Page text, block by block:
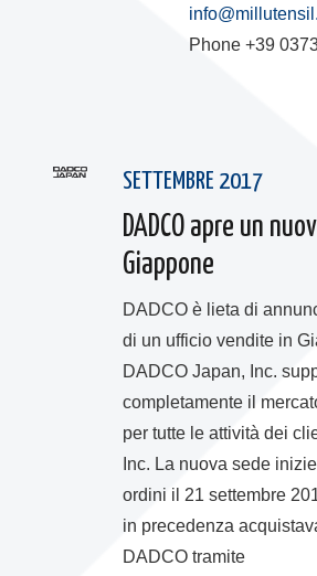
Phone +39
SETTEMBRE 2017
DADCO apre un
Giappone
DADCO è lieta di
di un ufficio vendite in
DADCO Japan, Inc.
completamente il
per tutte le attività dei
Inc. La nuova sede
ordini il 21 settembre
in precedenza
DADCO tramite